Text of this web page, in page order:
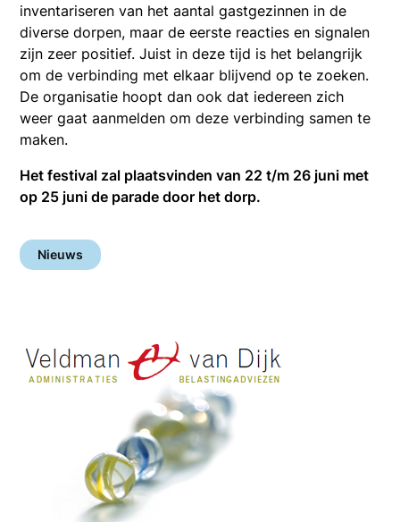
inventariseren van het aantal gastgezinnen in de
diverse dorpen, maar de eerste reacties en signalen
zijn zeer positief. Juist in deze tijd is het belangrijk
om de verbinding met elkaar blijvend op te zoeken.
De organisatie hoopt dan ook dat iedereen zich
weer gaat aanmelden om deze verbinding samen te
maken.
Het festival zal plaatsvinden van 22 t/m 26 juni met
op 25 juni de parade door het dorp.
Nieuws